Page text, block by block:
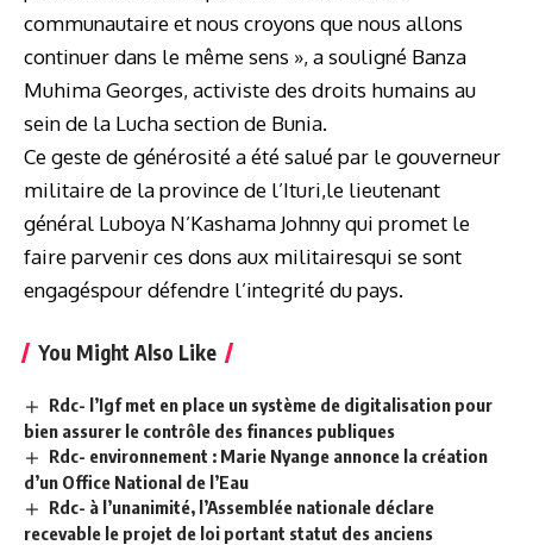
communautaire et nous croyons que nous allons
continuer dans le même sens », a souligné Banza
Muhima Georges, activiste des droits humains au
sein de la Lucha section de Bunia.
Ce geste de générosité a été salué par le gouverneur
militaire de la province de l’Ituri,le lieutenant
général Luboya N’Kashama Johnny qui promet le
faire parvenir ces dons aux militairesqui se sont
engagéspour défendre l’integrité du pays.
You Might Also Like
Rdc- l’Igf met en place un système de digitalisation pour
bien assurer le contrôle des finances publiques
Rdc- environnement : Marie Nyange annonce la création
d’un Office National de l’Eau
Rdc- à l’unanimité, l’Assemblée nationale déclare
recevable le projet de loi portant statut des anciens